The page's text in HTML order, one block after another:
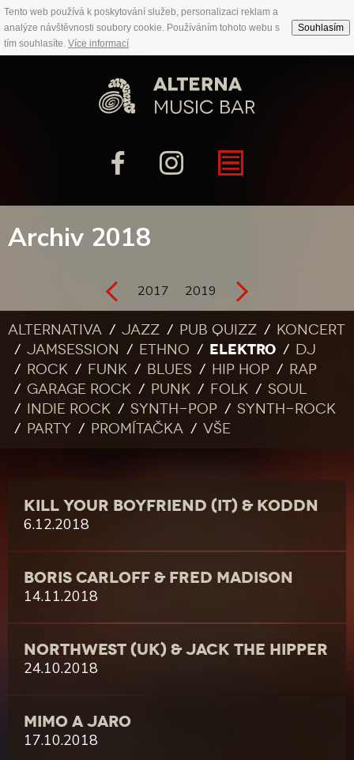
Tento web používá k poskytování služeb, personalizaci reklam a
analýze návštěvnosti soubory cookie. Používáním tohoto webu s
tím souhlasíte. Více informací
Souhlasím
Archiv 2018
2017 2019
Alternativa Jazz Pub quizz
Koncert
Jamsession
Ethno ELEKTRO
DJ
Rock
Funk Blues Hip Hop
Rap
Garage rock
Punk Folk
Soul
Indie rock
Synth-pop
Synth-rock
Party
Promítačka Vše
KILL YOUR BOYFRIEND (IT) & KODDN
6.12.2018
BORIS CARLOFF & FRED MADISON
14.11.2018
NORTHWEST (UK) & JACK THE HIPPER
24.10.2018
MIMO A JARO
17.10.2018